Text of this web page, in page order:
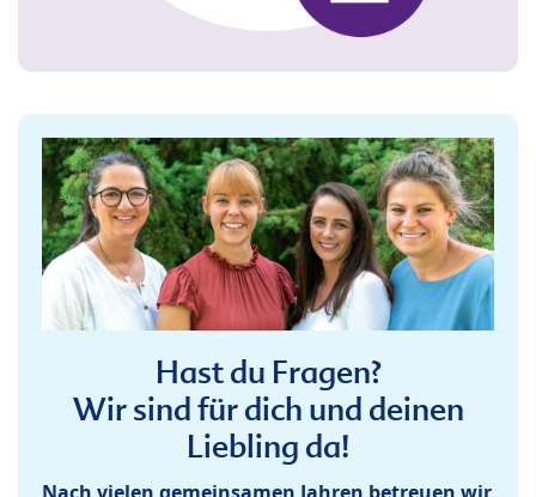
Hast du Fragen?
Wir sind für dich und deinen
Liebling da!